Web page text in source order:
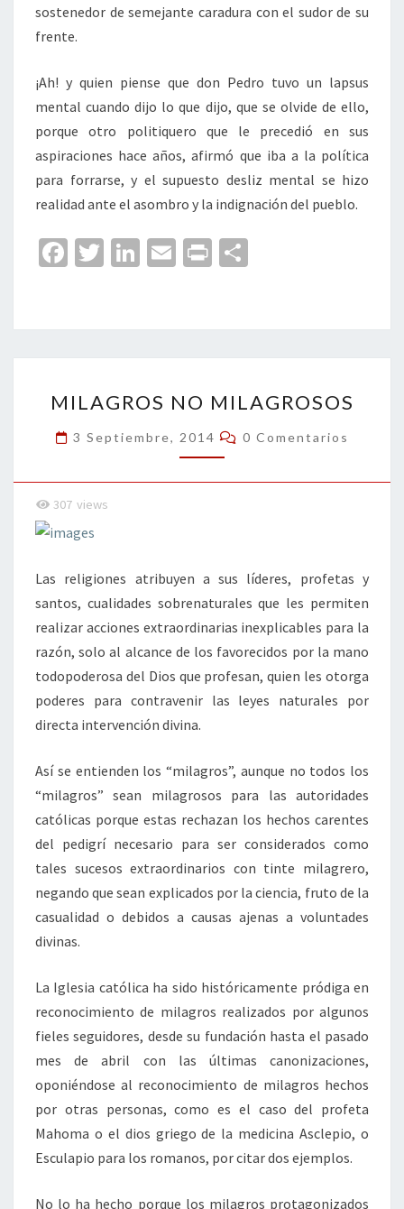
sostenedor de semejante caradura con el sudor de su
frente.
¡Ah! y quien piense que don Pedro tuvo un lapsus
mental cuando dijo lo que dijo, que se olvide de ello,
porque otro politiquero que le precedió en sus
aspiraciones hace años, afirmó que iba a la política
para forrarse, y el supuesto desliz mental se hizo
realidad ante el asombro y la indignación del pueblo.
Fa
o
o
k
T
er
Li
dI
n
E
l
Pr
p
ar
tir
NO
MILAGROSOS
MILAGROS NO MILAGROSOS
3 Septiembre, 2014 Comentarios
0 Comentarios
307 views
Las religiones atribuyen a sus líderes, profetas y
santos, cualidades sobrenaturales que les permiten
realizar acciones extraordinarias inexplicables para la
razón, solo al alcance de los favorecidos por la mano
todopoderosa del Dios que profesan, quien les otorga
poderes para contravenir las leyes naturales por
directa intervención divina.
Así se entienden los “milagros”, aunque no todos los
“milagros” sean milagrosos para las autoridades
católicas porque estas rechazan los hechos carentes
del pedigrí necesario para ser considerados como
tales sucesos extraordinarios con tinte milagrero,
negando que sean explicados por la ciencia, fruto de la
casualidad o debidos a causas ajenas a voluntades
divinas.
La Iglesia católica ha sido históricamente pródiga en
reconocimiento de milagros realizados por algunos
fieles seguidores, desde su fundación hasta el pasado
mes de abril con las últimas canonizaciones,
oponiéndose al reconocimiento de milagros hechos
por otras personas, como es el caso del profeta
Mahoma o el dios griego de la medicina Asclepio, o
Esculapio para los romanos, por citar dos ejemplos.
No lo ha hecho porque los milagros protagonizados